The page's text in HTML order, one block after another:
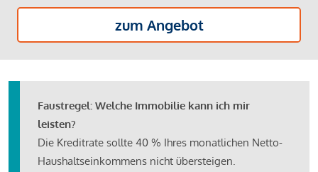
zum Angebot
Faustregel: Welche Immobilie kann ich mir
leisten?
Die Kreditrate sollte 40 % Ihres monatlichen Netto-
Haushaltseinkommens nicht übersteigen.